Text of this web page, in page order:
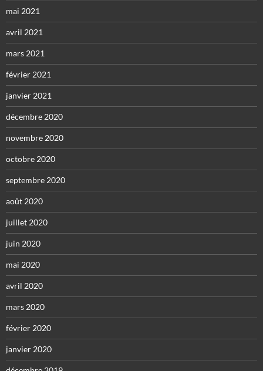
mai 2021
avril 2021
mars 2021
février 2021
janvier 2021
décembre 2020
novembre 2020
octobre 2020
septembre 2020
août 2020
juillet 2020
juin 2020
mai 2020
avril 2020
mars 2020
février 2020
janvier 2020